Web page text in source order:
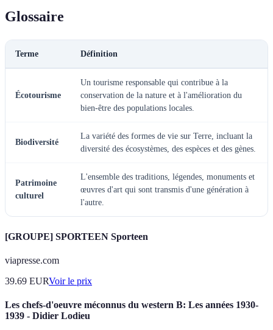
Glossaire
Terme Définition
Écotourisme
Un tourisme responsable qui contribue à la
conservation de la nature et à l'amélioration du
bien-être des populations locales.
Biodiversité
La variété des formes de vie sur Terre, incluant la
diversité des écosystèmes, des espèces et des gènes.
Patrimoine
culturel
L'ensemble des traditions, légendes, monuments et
œuvres d'art qui sont transmis d'une génération à
l'autre.
[GROUPE] SPORTEEN Sporteen
viapresse.com
39.69 EURVoir le prix
Les chefs-d'oeuvre méconnus du western B: Les années 1930-
1939 - Didier Lodieu